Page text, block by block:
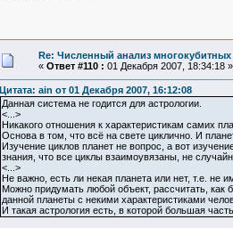
Re: Численный анализ многокубитных
« Ответ #110 : 01 Декабря 2007, 18:34:18 »
Цитата: ain от 01 Декабря 2007, 16:12:08
Данная система не годится для астрологии.
<...>
Никакого отношения к характеристикам самих
Основа в том, что всё на свете циклично. И
Изучение циклов планет не вопрос, а вот
знания, что все циклы взаимоувязаны, не
<...>
Не важно, есть ли некая планета или нет, т.е. не
Можно придумать любой объект, рассчитать, как
данной планеты с некими характеристиками
И такая астрология есть, в которой большая